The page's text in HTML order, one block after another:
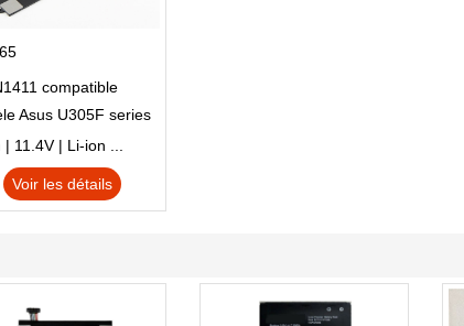
compatible
Asus U305F series
11.4V | Li-ion ...
Voir les détails